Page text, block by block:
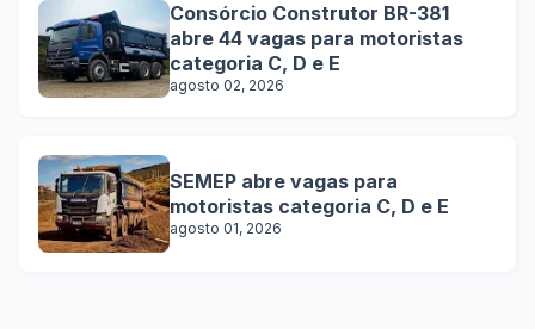
Consórcio Construtor BR-381
abre 44 vagas para motoristas
categoria C, D e E
agosto 02, 2026
SEMEP abre vagas para
motoristas categoria C, D e E
agosto 01, 2026